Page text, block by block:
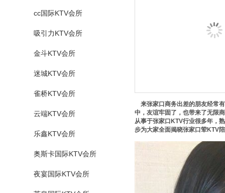
cc国际KTV会所
吸引力KTV会所
金斗KTV会所
迷城KTV会所
雀桥KTV会所
云端KTV会所
乐鑫KTV会所
奥斯卡国际KTV会所
夜宴国际KTV会所
来张家口商务出差的朋友经常
中，友谊牢固了，也带来了无限
从事于张家口KTV行业很多年，
步为大家全面揭晓张家口荤KTV